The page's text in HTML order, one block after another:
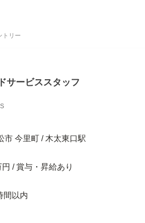
トリー
サービススタッフ
市 今里町 / 木太東口駅
/ 賞与・昇給あり
間以内